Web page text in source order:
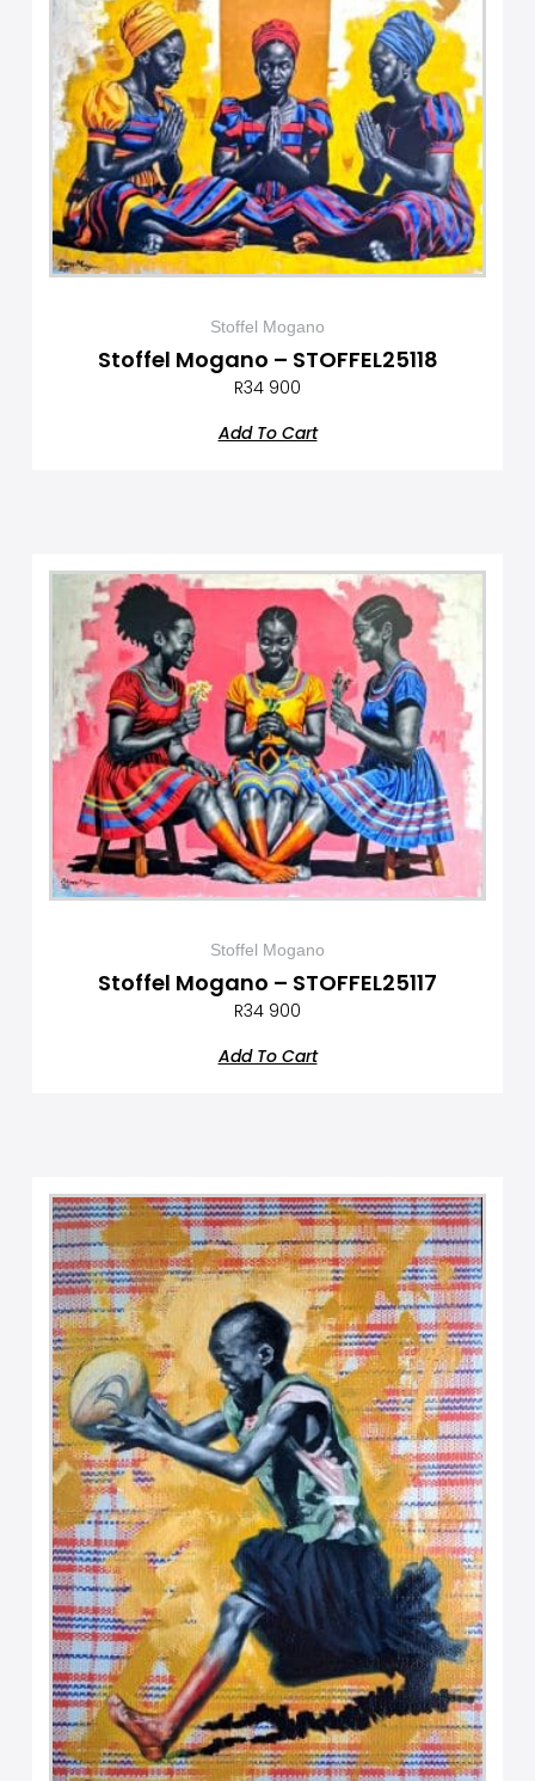
Stoffel Mogano
Stoffel Mogano – STOFFEL25118
R34 900
Add To Cart
Stoffel Mogano
Stoffel Mogano – STOFFEL25117
R34 900
Add To Cart